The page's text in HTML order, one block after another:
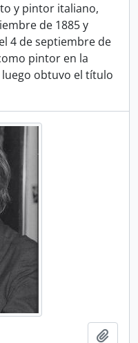
y pintor italiano,
de 1885 y
4 de septiembre de
pintor en la
luego obtuvo el título